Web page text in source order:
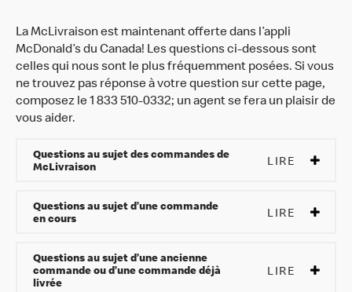
La McLivraison est maintenant offerte dans l’appli
McDonald’s du Canada! Les questions ci-dessous sont
celles qui nous sont le plus fréquemment posées. Si vous
ne trouvez pas réponse à votre question sur cette page,
composez le 1 833 510-0332; un agent se fera un plaisir de
vous aider.
Questions au sujet des commandes de
McLivraison
LIRE
Questions au sujet d’une commande
en cours
LIRE
Questions au sujet d’une ancienne
commande ou d’une commande déjà
livrée
LIRE